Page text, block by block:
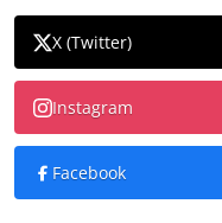
X (Twitter)
Instagram
Facebook